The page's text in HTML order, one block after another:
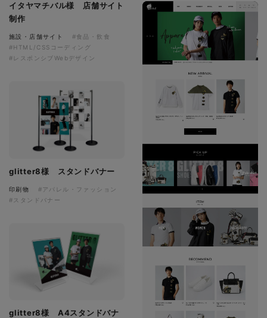
イタヤマチバル様 店舗サイト
制作
施設・店舗サイト
#食品・飲食
#HTML/CSSコーディング
#レスポンシブWebデザイン
glitter8様 スタンドバナー
印刷物
#アパレル・ファッション
#スタンドバナー
glitter8様 A4スタンドバナ